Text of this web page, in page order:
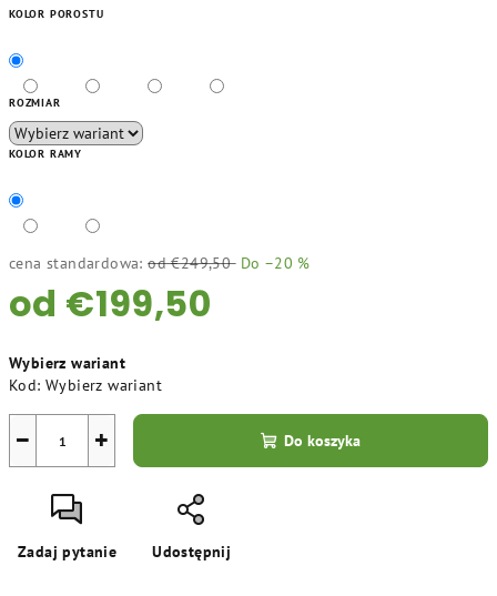
KOLOR POROSTU
ROZMIAR
KOLOR RAMY
cena standardowa: od €249,50 Do –20 %
od €199,50
jednostkowa:
Wybierz wariant
Kod: Wybierz wariant
+
− Do koszyka
Zadaj pytanie Udostępnij